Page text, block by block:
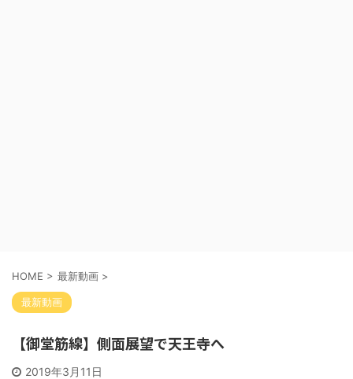
HOME > 最新動画 >
最新動画
【御堂筋線】側面展望で天王寺へ
2019年3月11日